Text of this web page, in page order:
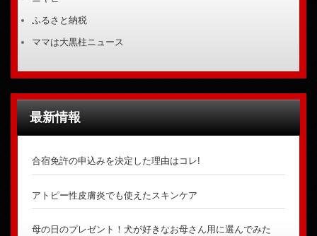
ふるさと納税
ママは大黒柱ニュース
最新情報
合宿免許の申込みを決定した理由はコレ!
アトピー性皮膚炎でも使えたスキンケア
母の日のプレゼント！犬が好きなお母さん用に選んでみた